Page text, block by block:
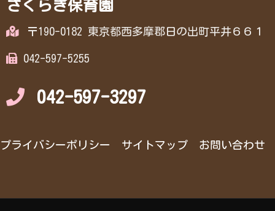
さくらぎ保育園
〒190-0182 東京都西多摩郡日の出町平井６６１
042-597-5255
042-597-3297
プライバシーポリシー サイトマップ お問い合わせ